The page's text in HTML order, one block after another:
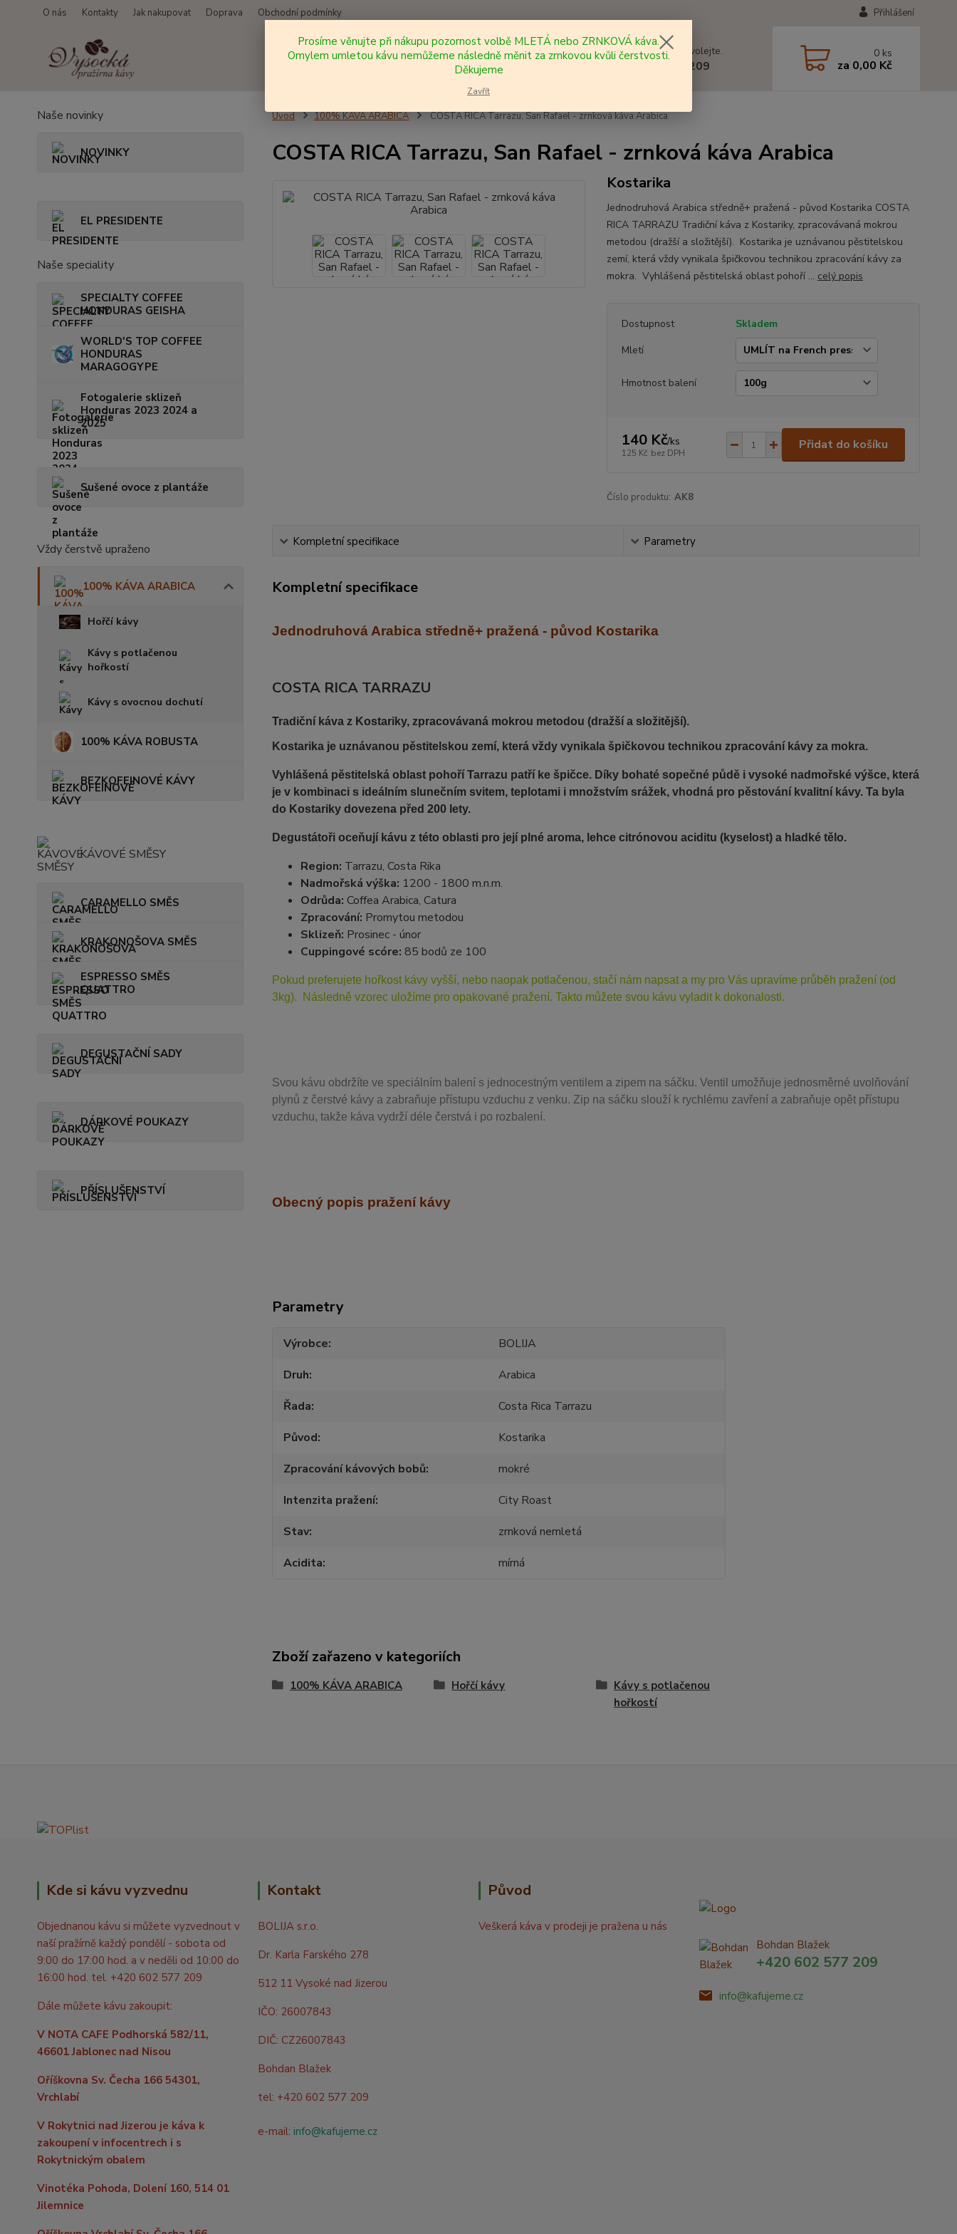
O nás Kontakty Jak nakupovat Doprava Obchodní podmínky Přihlášení
Hledat Nevíte si rady? Zavolejte.
+420 602 577 209
0 ks
za 0,00 Kč
Naše novinky
NOVINKY
EL PRESIDENTE
Naše speciality
SPECIALTY COFFEE
HONDURAS GEISHA
WORLD'S TOP COFFEE
HONDURAS
MARAGOGYPE
Fotogalerie sklizeň
Honduras 2023 2024 a
2025
Sušené ovoce z plantáže
Vždy čerstvě upraženo
100% KÁVA ARABICA
Hořčí kávy
Kávy s potlačenou
hořkostí
Kávy s ovocnou dochutí
100% KÁVA ROBUSTA
BEZKOFEINOVÉ KÁVY
KÁVOVÉ SMĚSY
CARAMELLO SMĚS
KRAKONOŠOVA SMĚS
ESPRESSO SMĚS
QUATTRO
DEGUSTAČNÍ SADY
DÁRKOVÉ POUKAZY
PŘÍSLUŠENSTVÍ
Úvod 100% KÁVA ARABICA COSTA RICA Tarrazu, San Rafael - zrnková káva Arabica
COSTA RICA Tarrazu, San Rafael - zrnková káva Arabica
Kostarika
Jednodruhová Arabica středně+ pražená - původ Kostarika COSTA
RICA TARRAZU Tradiční káva z Kostariky, zpracovávaná mokrou
metodou (dražší a složitější). Kostarika je uznávanou pěstitelskou
zemí, která vždy vynikala špičkovou technikou zpracování kávy za
mokra. Vyhlášená pěstitelská oblast pohoří ... celý popis
Dostupnost
Skladem
Mletí
Hmotnost balení
140 Kč/ks
125 Kč bez DPH
Přidat do košíku
Číslo produktu: AK8
Kompletní specifikace Parametry
Kompletní specifikace
Jednodruhová Arabica středně+ pražená - původ Kostarika
COSTA RICA TARRAZU
Tradiční káva z Kostariky, zpracovávaná mokrou metodou (dražší a složitější).
Kostarika je uznávanou pěstitelskou zemí, která vždy vynikala špičkovou technikou zpracování kávy za mokra.
Vyhlášená pěstitelská oblast pohoří Tarrazu patří ke špičce. Díky bohaté sopečné půdě i vysoké nadmořské výšce, která
je v kombinaci s ideálním slunečním svitem, teplotami i množstvím srážek, vhodná pro pěstování kvalitní kávy. Ta byla
do Kostariky dovezena před 200 lety.
Degustátoři oceňují kávu z této oblasti pro její plné aroma, lehce citrónovou aciditu (kyselost) a hladké tělo.
Region: Tarrazu, Costa Rika
Nadmořská výška: 1200 - 1800 m.n.m.
Odrůda: Coffea Arabica, Catura
Zpracování: Promytou metodou
Sklizeň: Prosinec - únor
Cuppingové scóre: 85 bodů ze 100
Pokud preferujete hořkost kávy vyšší, nebo naopak potlačenou, stačí nám napsat a my pro Vás upravíme průběh pražení (od
3kg). Následně vzorec uložíme pro opakované pražení. Takto můžete svou kávu vyladit k dokonalosti.
Svou kávu obdržíte ve speciálním balení s jednocestným ventilem a zipem na sáčku. Ventil umožňuje jednosměrné uvolňování
plynů z čerstvé kávy a zabraňuje přístupu vzduchu z venku. Zip na sáčku slouží k rychlému zavření a zabraňuje opět přístupu
vzduchu, takže káva vydrží déle čerstvá i po rozbalení.
Obecný popis pražení kávy
Parametry
Výrobce
BOLIJA
Druh
Arabica
Řada
Costa Rica Tarrazu
Původ
Kostarika
Zpracování kávových bobů
mokré
Intenzita pražení
City Roast
Stav
zrnková nemletá
Acidita
mírná
Zboží zařazeno v kategoriích
100% KÁVA ARABICA Hořčí kávy
Kávy s potlačenou
hořkostí
Kde si kávu vyzvednu
Objednanou kávu si můžete vyzvednout v
naší pražírně každý pondělí - sobota od
9:00 do 17:00 hod. a v neděli od 10:00 do
16:00 hod. tel. +420 602 577 209
Dále můžete kávu zakoupit:
V NOTA CAFE Podhorská 582/11,
46601 Jablonec nad Nisou
Oříškovna Sv. Čecha 166 54301,
Vrchlabí
V Rokytnici nad Jizerou je káva k
zakoupení v infocentrech i s
Rokytnickým obalem
Vinotéka Pohoda, Dolení 160, 514 01
Jilemnice
Kontakt
BOLIJA s.r.o.
Dr. Karla Farského 278
512 11 Vysoké nad Jizerou
IČO: 26007843
DIČ: CZ26007843
Bohdan Blažek
tel: +420 602 577 209
e-mail: info@kafujeme.cz
Původ
Veškerá káva v prodeji je pražena u nás
Bohdan Blažek
+420 602 577 209
info@kafujeme.cz
Prosíme věnujte při nákupu pozornost volbě MLETÁ nebo ZRNKOVÁ káva.
Omylem umletou kávu nemůžeme následně měnit za zrnkovou kvůli čerstvosti.
Děkujeme
Zavřít